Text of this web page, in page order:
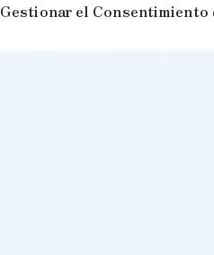
Gestionar el Consentimiento